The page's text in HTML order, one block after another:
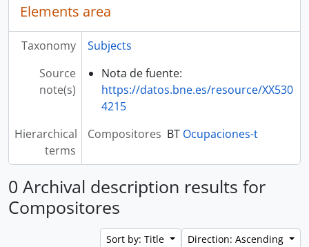
Elements area
Taxonomy
Subjects
Source
note(s)
Nota de fuente:
https://datos.bne.es/resource/XX530
4215
Hierarchical
terms
Compositores BT Ocupaciones-t
0 Archival description results for
Compositores
Sort by: Title Direction: Ascending